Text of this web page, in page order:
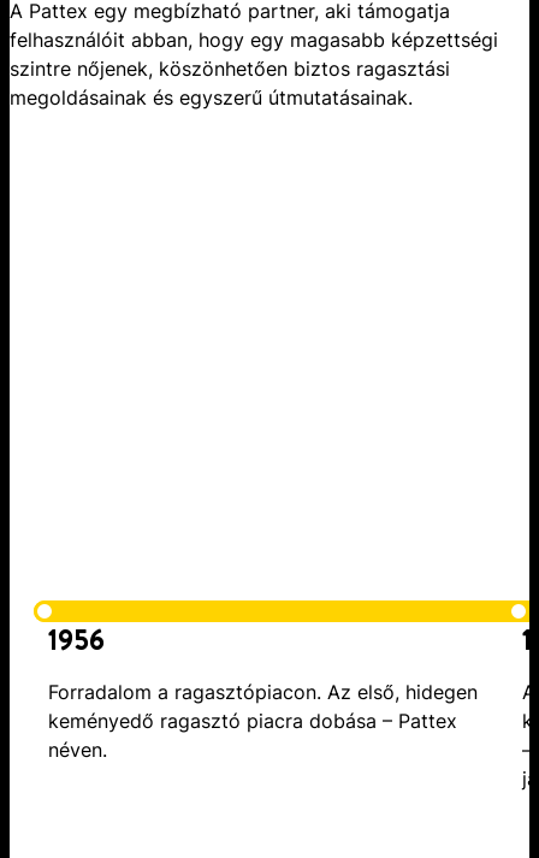
A Pattex egy megbízható partner, aki támogatja
felhasználóit abban, hogy egy magasabb képzettségi
szintre nőjenek, köszönhetően biztos ragasztási
megoldásainak és egyszerű útmutatásainak.
1956
Forradalom a ragasztópiacon. Az első, hidegen
keményedő ragasztó piacra dobása – Pattex
néven.
–